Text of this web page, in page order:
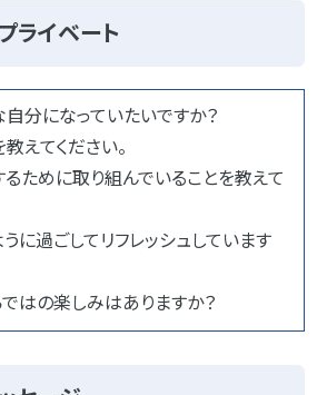
ライベート
自分になっていたいですか？
えてください。
ために取り組んでいることを教えて
に過ごしてリフレッシュしています
はの楽しみはありますか？